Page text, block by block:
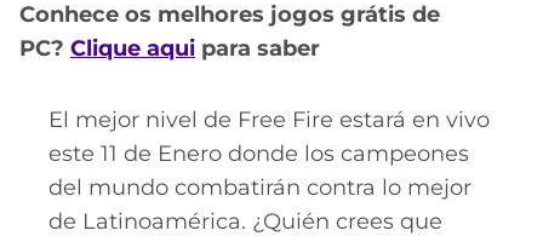
MELHORES
2026
INTERNACIONAL
GRÊMIO
ATLÉTICO
MG
DOS
CAMPEÕES
LALIGA
Conhece os melhores jogos grátis de
PC? Clique aqui para saber
El mejor nivel de Free Fire estará en vivo
este 11 de Enero donde los campeones
del mundo combatirán contra lo mejor
de Latinoamérica. ¿Quién crees que